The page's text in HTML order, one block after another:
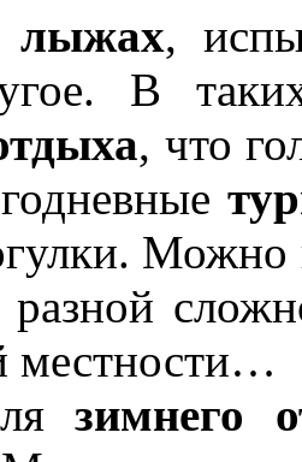
лыжах,
В
, что
Можно
разной
местности…
зимнего